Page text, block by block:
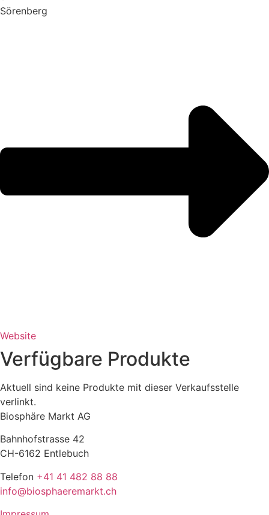
Sörenberg
Website
Verfügbare Produkte
Aktuell sind keine Produkte mit dieser Verkaufsstelle
verlinkt.
Biosphäre Markt AG
Bahnhofstrasse 42
CH-6162 Entlebuch
Telefon +41 41 482 88 88
info@biosphaeremarkt.ch